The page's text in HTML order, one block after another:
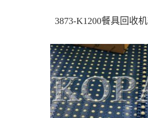
3873-K1200餐具回收